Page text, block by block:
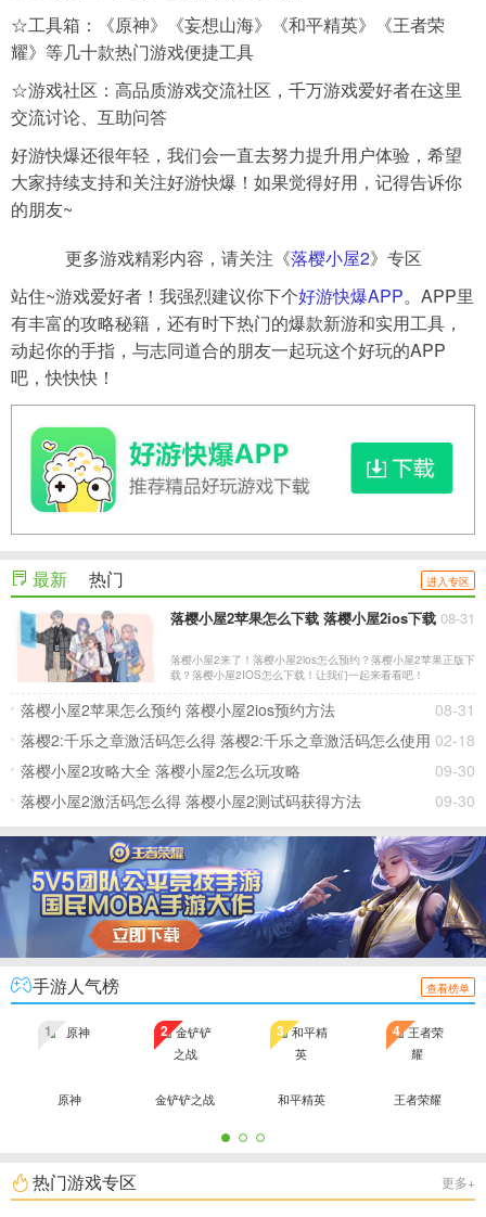
☆工具箱：《原神》《妄想山海》《和平精英》《王者荣
耀》等几十款热门游戏便捷工具
☆游戏社区：高品质游戏交流社区，千万游戏爱好者在这里
交流讨论、互助问答
好游快爆还很年轻，我们会一直去努力提升用户体验，希望
大家持续支持和关注好游快爆！如果觉得好用，记得告诉你
的朋友~
更多游戏精彩内容，请关注《落樱小屋2》专区
站住~游戏爱好者！我强烈建议你下个好游快爆APP。APP里
有丰富的攻略秘籍，还有时下热门的爆款新游和实用工具，
动起你的手指，与志同道合的朋友一起玩这个好玩的APP
吧，快快快！
最新 热门 进入专区
落樱小屋2苹果怎么下载 落樱小屋2ios下载 08-31
落樱小屋2来了！落樱小屋2ios怎么预约？落樱小屋2苹果正版下
载？落樱小屋2IOS怎么下载！让我们一起来看看吧！
08-31
落樱小屋2苹果怎么预约 落樱小屋2ios预约方法
02-18
落樱2:千乐之章激活码怎么得 落樱2:千乐之章激活码怎么使用
09-30
落樱小屋2攻略大全 落樱小屋2怎么玩攻略
09-30
落樱小屋2激活码怎么得 落樱小屋2测试码获得方法
手游人气榜 查看榜单
原神
1
金铲铲之战
2
和平精英
3
王者荣耀
4
热门游戏专区 更多+